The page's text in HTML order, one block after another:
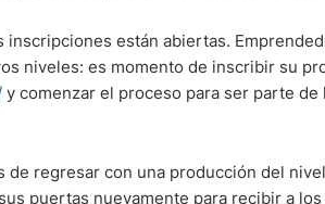
inscripciones están abiertas.
niveles: es momento de inscribir su
y comenzar el proceso para ser parte de
de regresar con una producción del
puertas nuevamente para recibir a